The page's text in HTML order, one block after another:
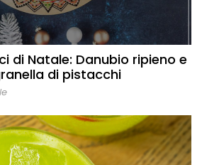
di Natale: Danubio ripieno e
di pistacchi